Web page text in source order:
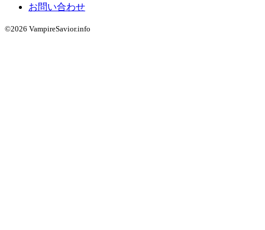
お問い合わせ
©2026 VampireSavior.info